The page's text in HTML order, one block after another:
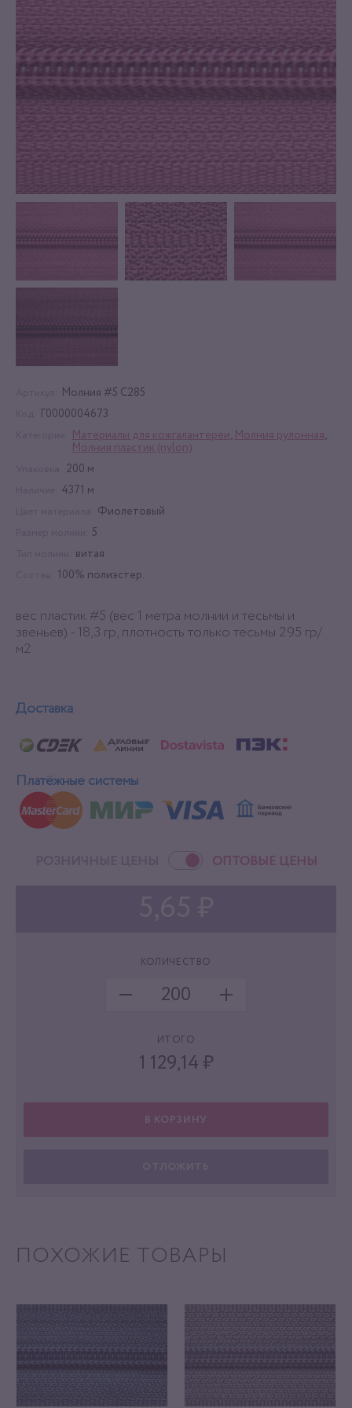
Молния #5 C285
Г0000004673
Материалы для кожгалантереи, Молния рулонная,
Молния пластик (nylon)
200 м
4371 м
Фиолетовый
5
витая
100% полиэстер.
вес пластик #5 (вес 1 метра молнии и тесьмы и
звеньев) - 18,3 гр, плотность только тесьмы 295 гр/
м2
Доставка
Платёжные системы
ОПТОВЫЕ ЦЕНЫ
КОЛИЧЕСТВО
ИТОГО
1 129,14 ₽
В КОРЗИНУ
ПОХОЖИЕ ТОВАРЫ